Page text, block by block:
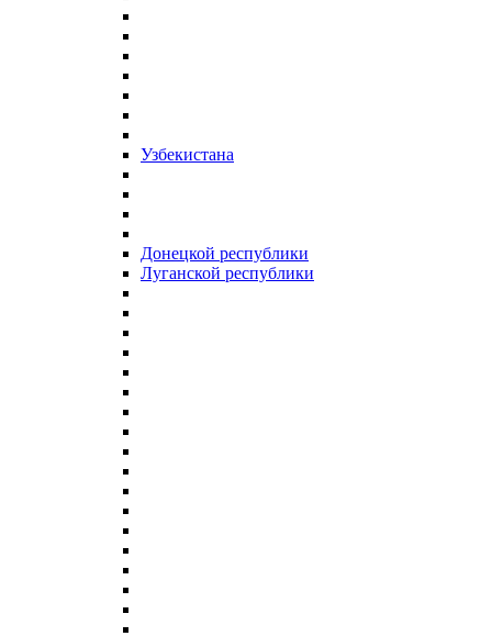
Узбекистана
Донецкой республики
Луганской республики